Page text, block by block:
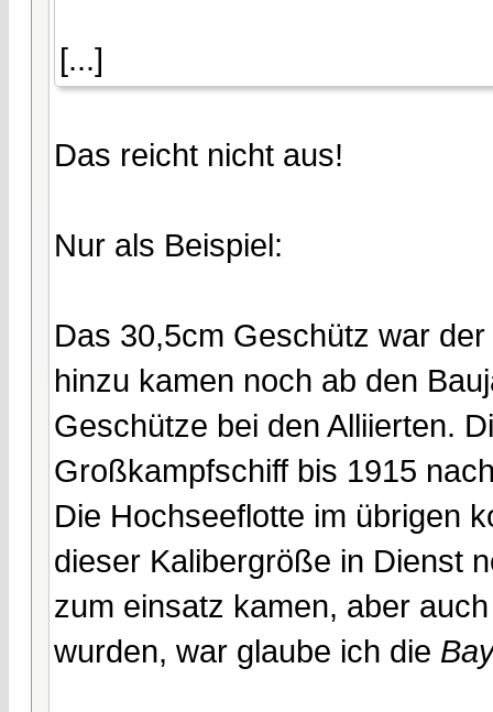
[...]
Das reicht nicht aus!
Nur als Beispiel:
Das 30,5cm Geschütz war
hinzu kamen noch ab den
Geschütze bei den Alliierten.
Großkampfschiff bis 1915
Die Hochseeflotte im übrigen
dieser Kalibergröße in Dienst
zum einsatz kamen, aber
wurden, war glaube ich die